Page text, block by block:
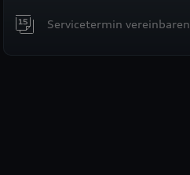
Servicetermin vereinbaren